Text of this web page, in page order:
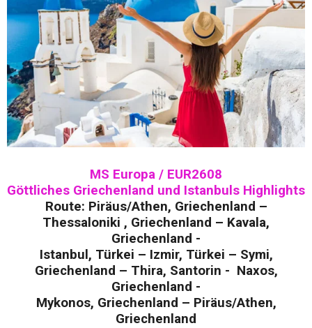
MS Europa / EUR2608
Göttliches Griechenland und Istanbuls Highlights
Route: Piräus/Athen, Griechenland –
Thessaloniki , Griechenland – Kavala,
Griechenland -
Istanbul, Türkei – Izmir, Türkei – Symi,
Griechenland – Thira, Santorin - Naxos,
Griechenland -
Mykonos, Griechenland – Piräus/Athen,
Griechenland